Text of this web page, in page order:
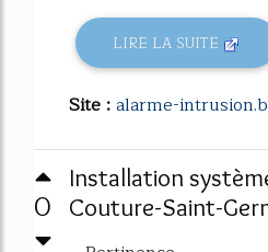
LIRE LA SUITE
Site :alarme-
0
Installation
Couture-Saint-